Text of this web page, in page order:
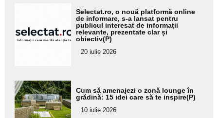
pentru
subtitlu
Selectat.ro, o nouă platformă online
de informare, s-a lansat pentru
publicul interesat de informații
relevante, prezentate clar și
obiectiv(P)
20 iulie 2026
Adaugă
aici textul
pentru
Cum să amenajezi o zonă lounge în
grădină: 15 idei care să te inspire(P)
10 iulie 2026